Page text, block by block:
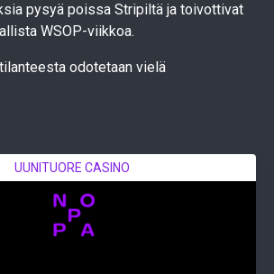
pysyä poissa Stripiltä ja toivottivat
WSOP-viikkoa.
odotetaan vielä
UUNITUORE CASINO